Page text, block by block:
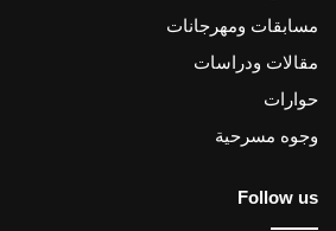
مسابقات ومهرجانات
مقالات ودراسات
حوارات
وجوه مسرحية
Follow us